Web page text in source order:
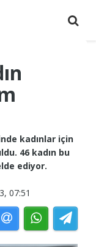
kadınlar için
46 kadın bu
ediyor.
07:51